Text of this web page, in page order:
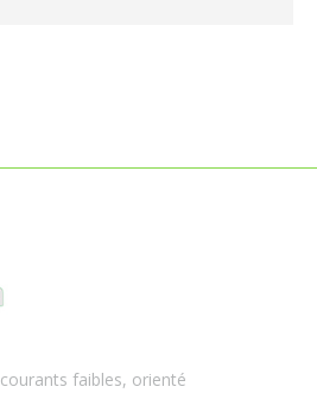
faibles, orienté